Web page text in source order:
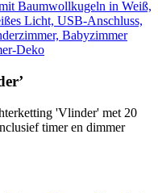
'Vlinder' met 20
timer en dimmer